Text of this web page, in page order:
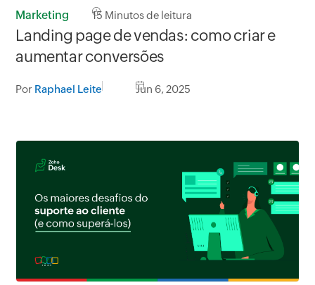
Marketing 15 Minutos de leitura
Landing page de vendas: como criar e
aumentar conversões
Por Raphael Leite Jun 6, 2025